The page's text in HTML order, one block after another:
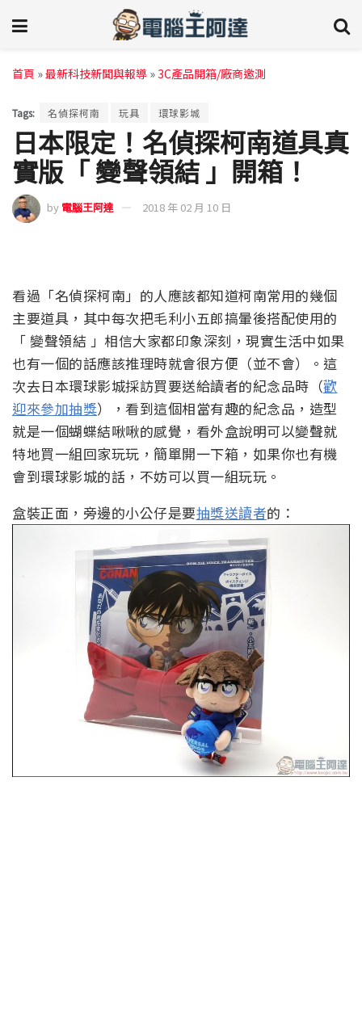
首頁 »最新科技新聞與報導 »3C產品開箱/廠商邀測
Tags: 名偵探柯南 玩具 環球影城
日本限定！名偵探柯南道具真
實版「 變聲領結 」開箱！
by 電腦王阿達 2018 年 02 月 10 日
看過「名偵探柯南」的人應該都知道柯南常用的幾個
主要道具，其中每次把毛利小五郎搞暈後搭配使用的
「 變聲領結 」相信大家都印象深刻，現實生活中如果
也有一個的話應該推理時就會很方便（並不會）。這
次去日本環球影城採訪買要送給讀者的紀念品時（歡
迎來參加抽獎），看到這個相當有趣的紀念品，造型
就是一個蝴蝶結啾啾的感覺，看外盒說明可以變聲就
特地買一組回家玩玩，簡單開一下箱，如果你也有機
會到環球影城的話，不妨可以買一組玩玩。
盒裝正面，旁邊的小公仔是要抽獎送讀者的：